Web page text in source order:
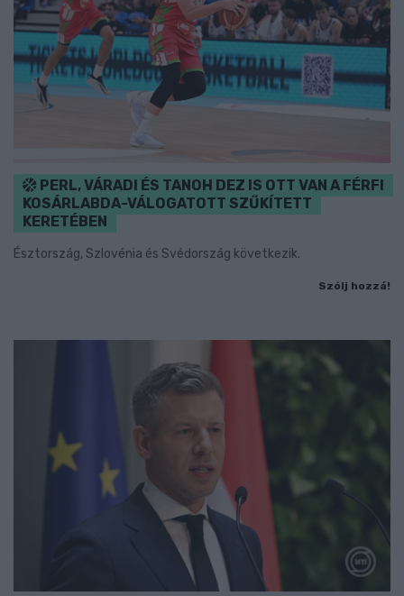
PERL, VÁRADI ÉS TANOH DEZ IS OTT VAN A FÉRFI
KOSÁRLABDA-VÁLOGATOTT SZŰKÍTETT
KERETÉBEN
Észtország, Szlovénia és Svédország következik.
Szólj hozzá!